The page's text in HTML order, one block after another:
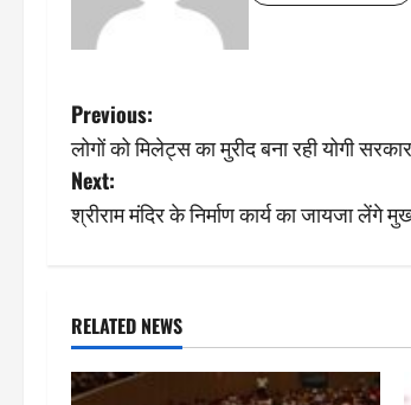
P
o
s
n
a
Previous:
लोगों को मिलेट्स का मुरीद बना रही योगी सरकार
Next:
श्रीराम मंदिर के निर्माण कार्य का जायजा लेंगे
RELATED NEWS